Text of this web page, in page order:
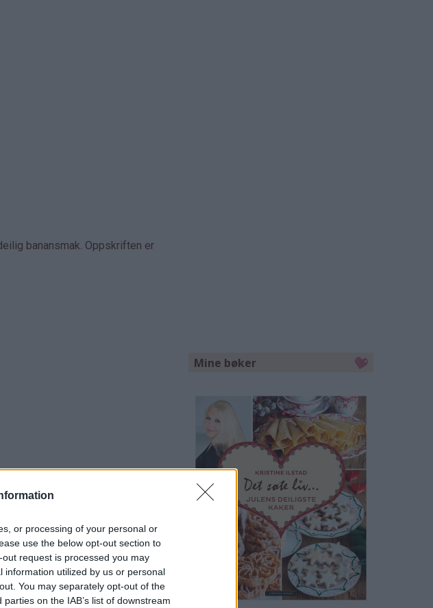
or processing of your personal or
use the below opt-out section to
request is processed you may
utilized by us or personal
You may separately opt-out of the
on the IAB’s list of downstream
banansmak. Oppskriften er
Mine bøker